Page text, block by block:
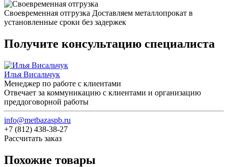
Своевременная отгрузка Доставляем металлопрокат в
установленные сроки без задержек
Получите консультацию специалиста
Илья Висальчук
Менеджер по работе с клиентами
Отвечает за коммуникацию с клиентами и организацию
преддоговорной работы
info@metbazaspb.ru
+7 (812) 438-38-27
Рассчитать заказ
Похожие товары